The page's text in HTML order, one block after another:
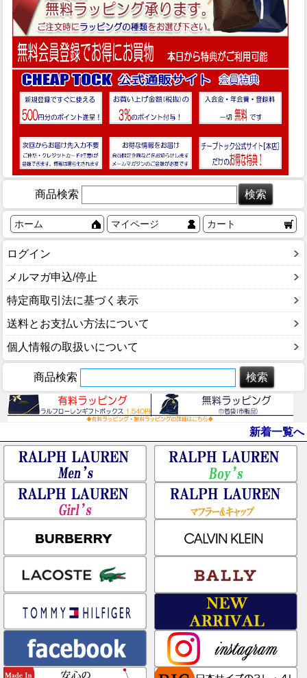
商品検索
ホーム マイページ カート
ログイン
メルマガ申込/停止
特定商取引法に基づく表示
送料とお支払い方法について
個人情報の取扱いについて
商品検索
新着一覧へ